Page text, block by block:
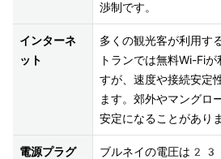
渉制です。
インターネ
ット
多くの観光客が利用す
トランでは無料Wi-Fi
すが、速度や接続安定
ます。郊外やマングロ
安定になることがあり
電源プラグ
ブルネイの電圧は